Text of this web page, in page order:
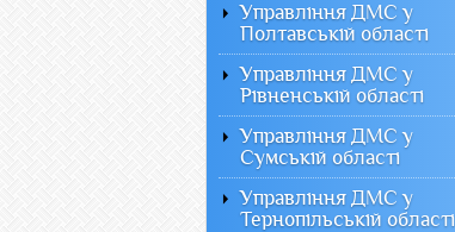
Управління ДМС у
Полтавській області
Управління ДМС у
Рівненській області
Управління ДМС у
Сумській області
Управління ДМС у
Тернопільській області